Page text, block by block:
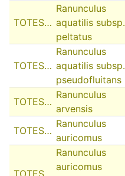
TOTES…
Ranunculus
aquatilis subsp.
peltatus
TOTES…
Ranunculus
aquatilis subsp.
pseudofluitans
TOTES…
Ranunculus
arvensis
TOTES…
Ranunculus
auricomus
TOTES…
Ranunculus
auricomus